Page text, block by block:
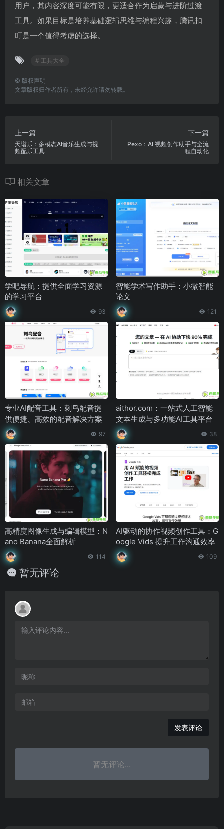
用户，其内容深度可能有限，更适合作为启蒙与进阶过渡
工具。如果目标是培养基础逻辑思维与编程兴趣，腾讯扣
叮是一个值得考虑的选择。
# 工具大全
© 版权声明
文章版权归作者所有，未经允许请勿转载。
上一篇
天谱乐：多模态AI音乐生成与视
频配乐工具
下一篇
Pexo：AI 视频创作助手与全流
程自动化
相关文章
学吧导航：提供全面学习资源
的学习平台
93
智能学术写作助手：小微智能
论文
121
专业AI配音工具：刺鸟配音提
供便捷、高效的配音解决方案
97
aithor.com：一站式人工智能
文本生成与多功能AI工具平台
38
高精度图像生成与编辑模型：N
ano Banana全面解析
114
AI驱动的协作视频创作工具：G
oogle Vids 提升工作沟通效率
109
暂无评论
发表评论
暂无评论...